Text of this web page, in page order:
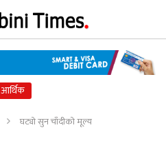
आर्थिक
घट्यो सुन चाँदीको मूल्य